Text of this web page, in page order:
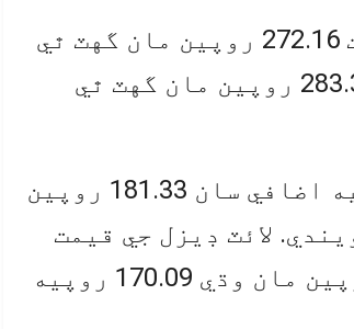
صنعتي ذريعن موجب پيٽرول جي قيمت 272.16 روپين مان گهٽ ٿي
263.08 روپيه في ليٽر ۽ ڊيزل جي 283.35 روپين مان گهٽ ٿي
جڏهن ته گاسليٽ جي قيمت 3.55 روپيه اضافي سان 181.33 روپين
ٿي ويندي. لائٽ ڊيزل جي قيمت
2.33 روپيه اضافي سان گڏ 167.76 روپين مان وڌي 170.09 روپيه